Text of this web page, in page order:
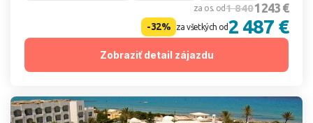
za os. od1 8401 243 €
-32% za všetkých od2 487 €
Zobraziť detail zájazdu